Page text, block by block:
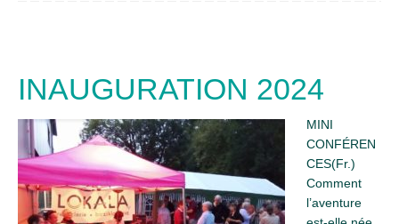
INAUGURATION 2024
MINI
CONFÉREN
CES(Fr.)
Comment
l’aventure